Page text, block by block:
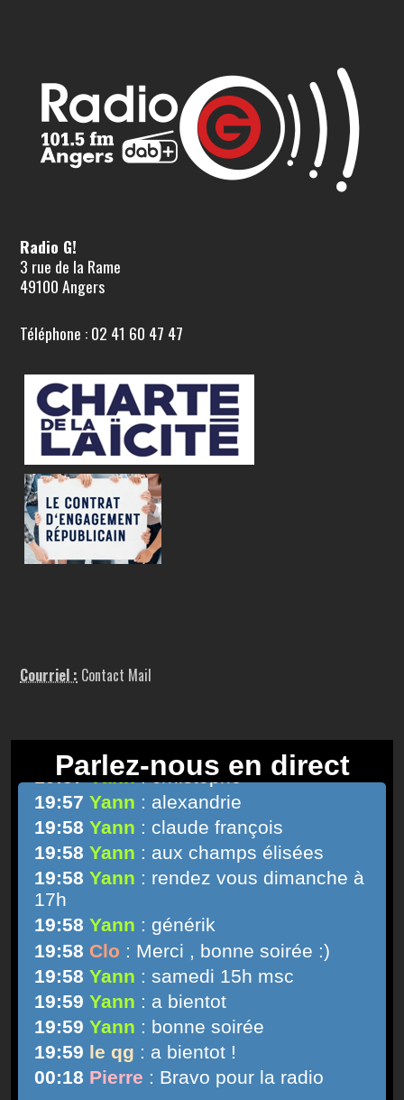
Radio G!
3 rue de la Rame
49100 Angers
Téléphone : 02 41 60 47 47
Courriel : Contact Mail